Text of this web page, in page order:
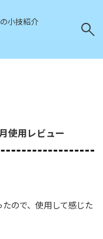
小技紹介
使用レビュー
ので、使用して感じた